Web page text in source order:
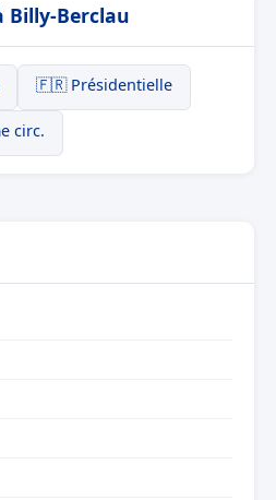
Billy-Berclau
🇫🇷 Présidentielle
circ.